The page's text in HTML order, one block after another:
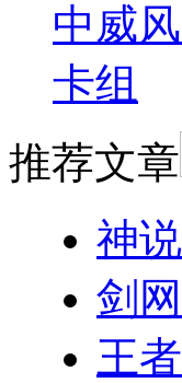
中威
卡组
推荐文章
神
剑
王